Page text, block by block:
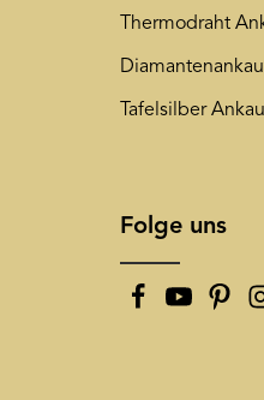
Thermodraht
Tafelsilber
Folge uns